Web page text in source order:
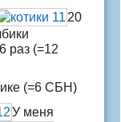
20
раз (=12
(=6 СБН)
У меня